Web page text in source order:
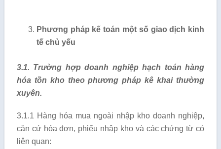
Phương pháp kế toán một số giao dịch kinh
tế chủ yếu
3.1. Trường hợp doanh nghiệp hạch toán hàng
hóa tồn kho theo phương pháp kê khai thường
xuyên.
3.1.1 Hàng hóa mua ngoài nhập kho doanh nghiệp,
căn cứ hóa đơn, phiếu nhập kho và các chứng từ có
liên quan: